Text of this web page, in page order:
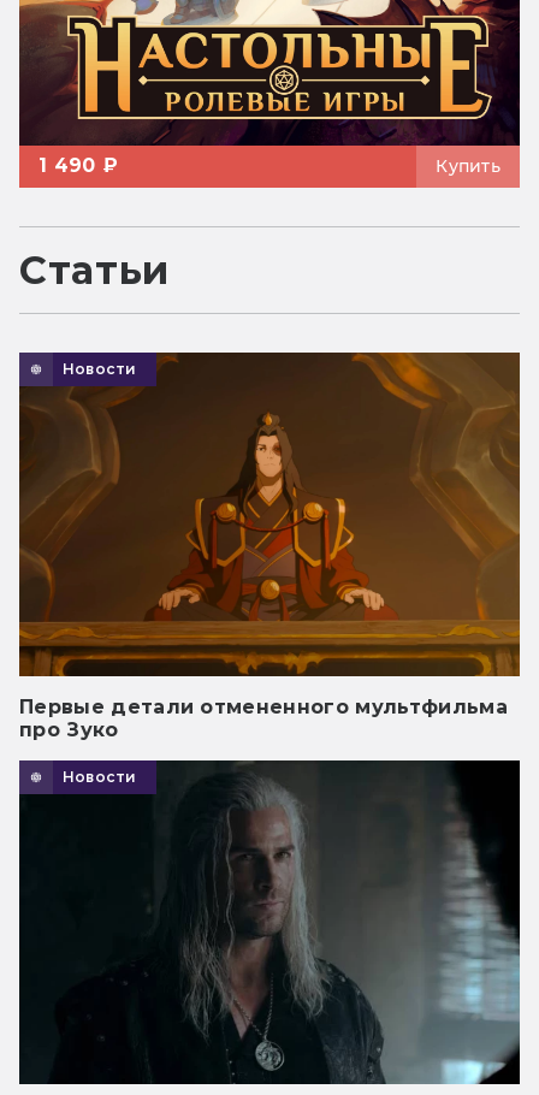
1 490 ₽ Купить
Статьи
Новости
Первые детали отмененного мультфильма
про Зуко
Новости